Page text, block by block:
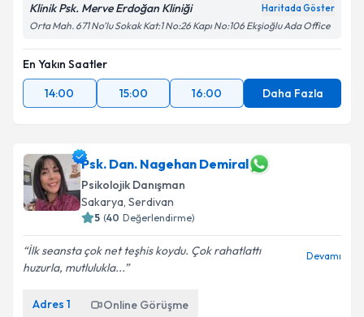
Klinik Psk. Merve Erdoğan Kliniği Haritada Göster
Orta Mah. 671 No’lu Sokak Kat:1 No:26 Kapı No:106 Ekşioğlu Ada Office
En Yakın Saatler
14:00
15:00 16:00 Daha Fazla
Psk. Dan. Nagehan Demiral
Psikolojik Danışman
Sakarya, Serdivan
5 (40 Değerlendirme)
İlk seansta çok net teşhis koydu. Çok rahatlattı
huzurla, mutlulukla...
Devamı
Adres 1 Online Görüşme